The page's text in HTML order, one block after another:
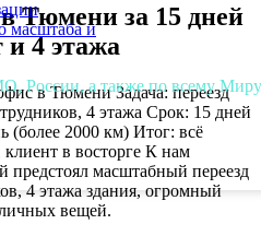
России, а также по всему Миру
Тюмени за 15 дней
и 4 этажа
в Тюмени Задача: переезд
4 этажа Срок: 15 дней
2000 км) Итог: всё
в восторге К нам
предстоял масштабный переезд
4 этажа здания, огромный
вещей.